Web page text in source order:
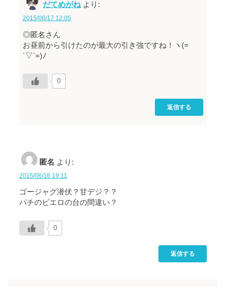
だてめがね より:
2015/06/17 12:05
◎匿名さん
お昼前から引けたのが最大の引き強ですね！ヽ(=
´▽`=)ﾉ
0
返信する
匿名 より:
2015/06/16 19:11
ゴージャグ潜伏？甘デジ？？
パチのピエロの台の間違い？
0
返信する